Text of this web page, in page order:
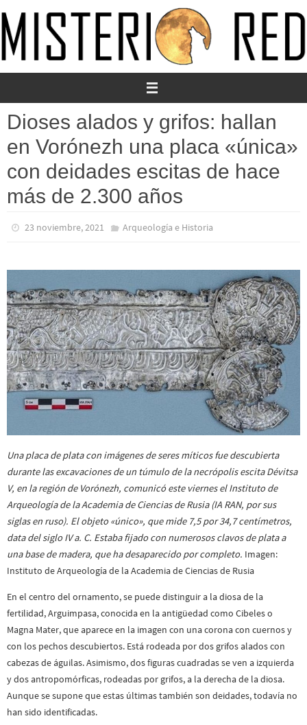
al
contenido
Dioses alados y grifos: hallan
en Vorónezh una placa «única»
con deidades escitas de hace
más de 2.300 años
23 noviembre, 2021 Arqueología e Historia
Una placa de plata con imágenes de seres míticos fue descubierta
durante las excavaciones de un túmulo de la necrópolis escita Dévitsa
V, en la región de Vorónezh, comunicó este viernes el Instituto de
Arqueología de la Academia de Ciencias de Rusia (IA RAN, por sus
siglas en ruso). El objeto «único», que mide 7,5 por 34,7 centímetros,
data del siglo IV a. C. Estaba fijado con numerosos clavos de plata a
una base de madera, que ha desaparecido por completo. Imagen:
Instituto de Arqueología de la Academia de Ciencias de Rusia
En el centro del ornamento, se puede distinguir a la diosa de la
fertilidad, Arguimpasa, conocida en la antigüedad como Cibeles o
Magna Mater, que aparece en la imagen con una corona con cuernos y
con los pechos descubiertos. Está rodeada por dos grifos alados con
cabezas de águilas. Asimismo, dos figuras cuadradas se ven a izquierda
y dos antropomórficas, rodeadas por grifos, a la derecha de la diosa.
Aunque se supone que estas últimas también son deidades, todavía no
han sido identificadas.